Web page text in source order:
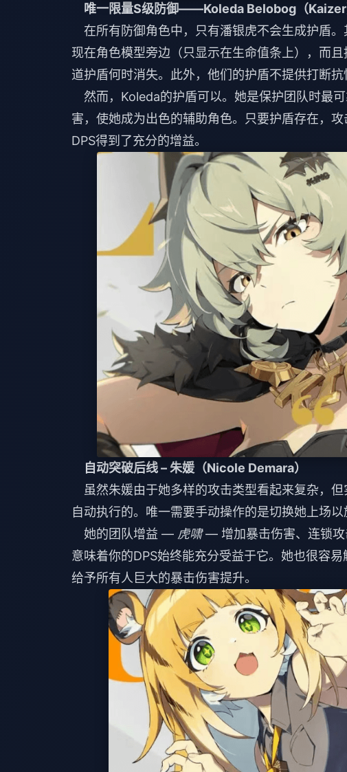
唯一限量S级防御——Koleda Belobog（Kaizer
在所有防御角色中，只有潘银虎不会生成护盾
现在角色模型旁边（只显示在生命值条上），而
道护盾何时消失。此外，他们的护盾不提供打断抗
然而，Koleda的护盾可以。她是保护团队时最
害，使她成为出色的辅助角色。只要护盾存在，
DPS得到了充分的增益。
自动突破后线 – 朱媛（Nicole Demara）
虽然朱媛由于她多样的攻击类型看起来复杂，
自动执行的。唯一需要手动操作的是切换她上场
她的团队增益 — 虎啸— 增加暴击伤害、连锁攻
意味着你的DPS始终能充分受益于它。她也很容易
给予所有人巨大的暴击伤害提升。